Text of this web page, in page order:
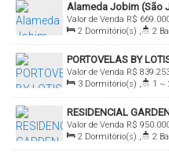
Alameda Jobim (São
R$
Valor de Venda
São João, Itajaí, Santa
2 Dormitório(s) , 2
Sala(s) , 1 Suíte(s) ,
71.00m²
PORTOVELAS BY
R$
Valor de Venda
360, São João, Itajaí,
3 Dormitório(s) , 1 ~
Sala(s) , 1 Suíte(s) ,
Distância do Mar , Útil:
RESIDENCIAL
R$
Valor de Venda
São João, Itajaí, Santa
2 Dormitório(s) , 2